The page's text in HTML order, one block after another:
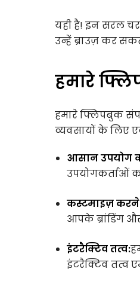
यही है! इन सरल
उन्हें ब्राउज़ कर
हमारे
हमारे फ्लिपबुक
व्यवसायों के लिए
आसान उपयोग
उपयोगकर्ताओं
कस्टमाइज़ करने
आपके ब्रांडिंग
इंटरैक्टिव तत्व:
इंटरैक्टिव तत्व